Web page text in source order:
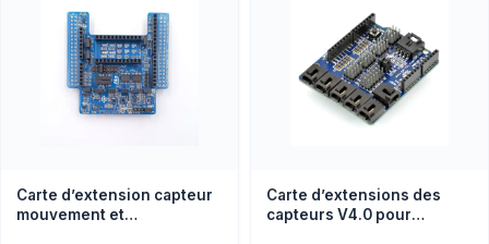
Carte d’extension capteur
mouvement et
Carte d’extensions des
capteurs V4.0 pour